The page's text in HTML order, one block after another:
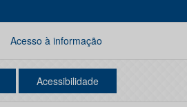
Acesso à informação
Acessibilidade